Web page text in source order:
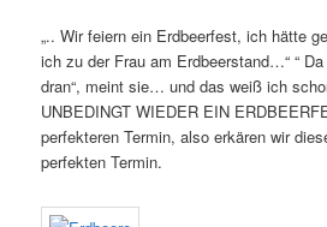
„.. Wir feiern ein Erdbeerfest, ich hätte
ich zu der Frau am Erdbeerstand…“ “
dran“, meint sie… und das weiß ich
UNBEDINGT WIEDER EIN
perfekteren Termin, also erkären wir
perfekten Termin.